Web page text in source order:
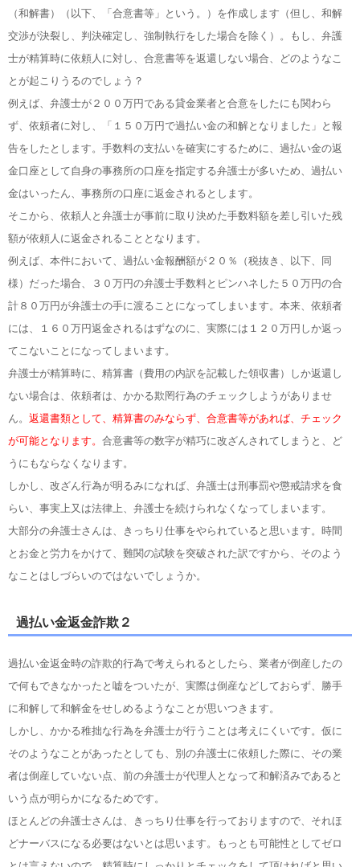
（和解書）（以下、「合意書等」という。）を作成します（但し、和解
交渉が決裂し、判決確定し、強制執行をした場合を除く）。もし、弁護
士が精算時に依頼人に対し、合意書等を返還しない場合、どのようなこ
とが起こりうるのでしょう？
例えば、弁護士が２００万円である貸金業者と合意をしたにも関わら
ず、依頼者に対し、「１５０万円で過払い金の和解となりました」と報
告をしたとします。手数料の支払いを確実にするために、過払い金の返
金口座として自身の事務所の口座を指定する弁護士が多いため、過払い
金はいったん、事務所の口座に返金されるとします。
そこから、依頼人と弁護士が事前に取り決めた手数料額を差し引いた残
額が依頼人に返金されることとなります。
例えば、本件において、過払い金報酬額が２０％（税抜き、以下、同
様）だった場合、３０万円の弁護士手数料とピンハネした５０万円の合
計８０万円が弁護士の手に渡ることになってしまいます。本来、依頼者
には、１６０万円返金されるはずなのに、実際には１２０万円しか返っ
てこないことになってしまいます。
弁護士が精算時に、精算書（費用の内訳を記載した領収書）しか返還し
ない場合は、依頼者は、かかる欺罔行為のチェックしようがありませ
ん。 返還書類として、精算書のみならず、合意書等があれば、チェック
が可能となります。 合意書等の数字が精巧に改ざんされてしまうと、ど
うにもならなくなります。
しかし、改ざん行為が明るみになれば、弁護士は刑事罰や懲戒請求を食
らい、事実上又は法律上、弁護士を続けられなくなってしまいます。
大部分の弁護士さんは、きっちり仕事をやられていると思います。時間
とお金と労力をかけて、難関の試験を突破された訳ですから、そのよう
なことはしづらいのではないでしょうか。
過払い金返金詐欺２
過払い金返金時の詐欺的行為で考えられるとしたら、業者が倒産したの
で何もできなかったと嘘をついたが、実際は倒産などしておらず、勝手
に和解して和解金をせしめるようなことが思いつきます。
しかし、かかる稚拙な行為を弁護士が行うことは考えにくいです。仮に
そのようなことがあったとしても、別の弁護士に依頼した際に、その業
者は倒産していない点、前の弁護士が代理人となって和解済みであると
いう点が明らかになるためです。
ほとんどの弁護士さんは、きっちり仕事を行っておりますので、それほ
どナーバスになる必要はないとは思います。もっとも可能性としてゼロ